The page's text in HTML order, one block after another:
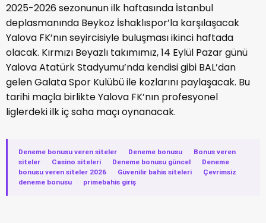
2025-2026 sezonunun ilk haftasında İstanbul
deplasmanında Beykoz İshaklıspor’la karşılaşacak
Yalova FK’nın seyircisiyle buluşması ikinci haftada
olacak. Kırmızı Beyazlı takımımız, 14 Eylül Pazar günü
Yalova Atatürk Stadyumu’nda kendisi gibi BAL’dan
gelen Galata Spor Kulübü ile kozlarını paylaşacak. Bu
tarihi maçla birlikte Yalova FK’nın profesyonel
liglerdeki ilk iç saha maçı oynanacak.
Deneme bonusu veren siteler · Deneme bonusu ·
Bonus veren
siteler
· Casino siteleri · Deneme bonusu güncel ·
Deneme
bonusu veren siteler 2026
· Güvenilir bahis siteleri ·
Çevrimsiz
deneme bonusu
· primebahis giriş